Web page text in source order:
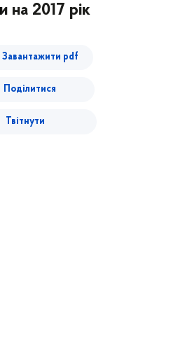
на 2017 рік
Завантажити pdf
Поділитися
Твітнути